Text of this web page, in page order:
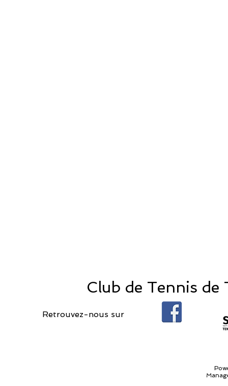
Retrouvez-nous sur
Club de Tennis de